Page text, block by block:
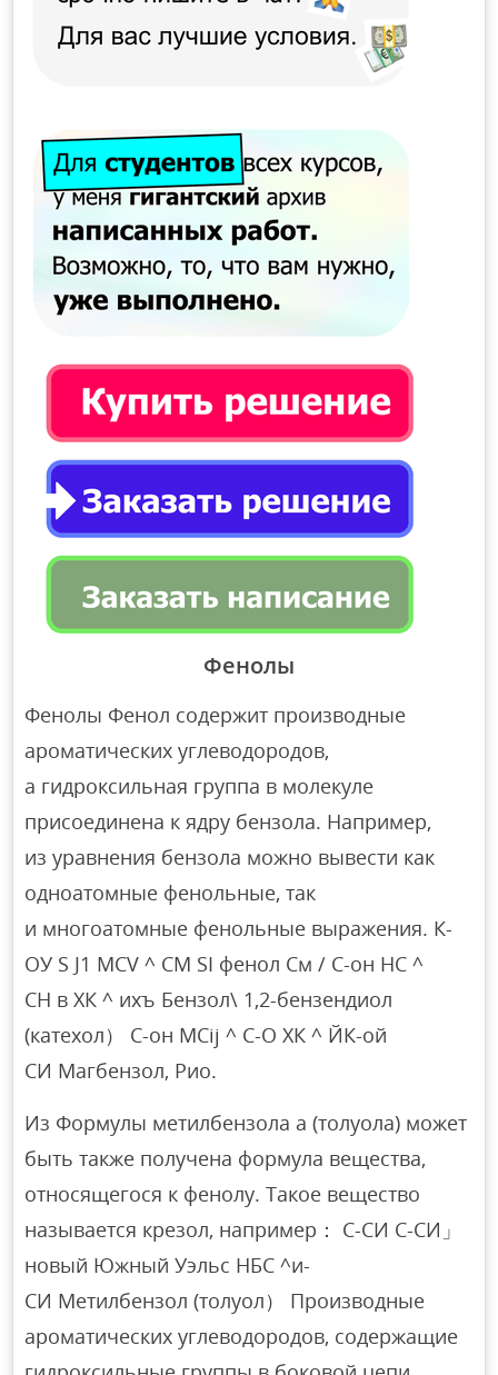
Фенолы
Фенолы Фенол содержит производные
ароматических углеводородов,
а гидроксильная группа в молекуле
присоединена к ядру бензола. Например,
из уравнения бензола можно вывести как
одноатомные фенольные, так
и многоатомные фенольные выражения. К-
ОУ S J1 MCV ^ CM SI фенол См / С-он НС ^
СН в ХК ^ ихъ Бензол\ 1,2-бензендиол
(катехол） С-он MCij ^ С-О ХК ^ ЙК-ой
СИ Магбензол, Рио.
Из Формулы метилбензола а (толуола) может
быть также получена формула вещества,
относящегося к фенолу. Такое вещество
называется крезол, например： С-СИ С-СИ」
новый Южный Уэльс НБС ^и-
СИ Метилбензол (толуол） Производные
ароматических углеводородов, содержащие